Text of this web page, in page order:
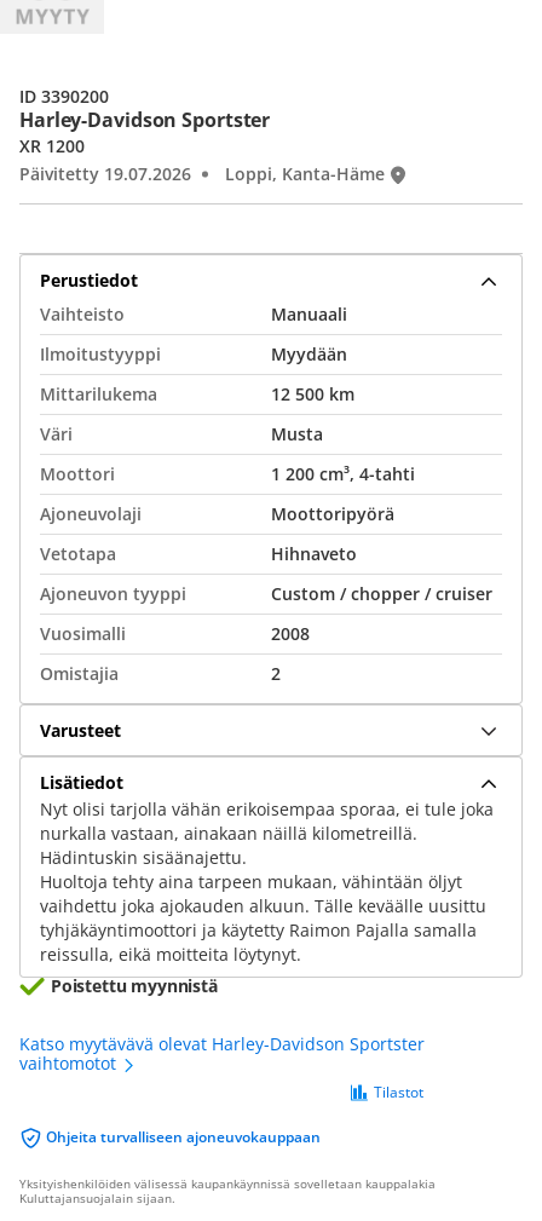
Harley-Davidson Sportster
XR 1200
Päivitetty 19.07.2026
Loppi, Kanta-Häme
ID 3390200
Perustiedot
Vaihteisto
Manuaali
Ilmoitustyyppi
Myydään
Mittarilukema
12 500 km
Väri
Musta
Moottori
1 200 cm³, 4-tahti
Ajoneuvolaji
Moottoripyörä
Vetotapa
Hihnaveto
Ajoneuvon tyyppi
Custom / chopper / cruiser
Vuosimalli
2008
Omistajia
2
Varusteet
Lisätiedot
Nyt olisi tarjolla vähän erikoisempaa sporaa, ei tule joka
nurkalla vastaan, ainakaan näillä kilometreillä.
Hädintuskin sisäänajettu.
Huoltoja tehty aina tarpeen mukaan, vähintään öljyt
vaihdettu joka ajokauden alkuun. Tälle keväälle uusittu
tyhjäkäyntimoottori ja käytetty Raimon Pajalla samalla
reissulla, eikä moitteita löytynyt.
Poistettu myynnistä
Katso myytävävä olevat Harley-Davidson Sportster
vaihtomotot
Ohjeita turvalliseen ajoneuvokauppaan
Tilastot
Yksityishenkilöiden välisessä kaupankäynnissä sovelletaan kauppalakia
Kuluttajansuojalain sijaan.